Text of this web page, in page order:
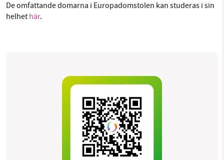
De omfattande domarna i Europadomstolen kan studeras i sin
helhet här.